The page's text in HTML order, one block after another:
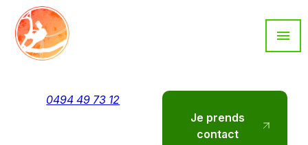
menu
0494 49 73 12
Je prends
contact
Panneau de gestion des cookies